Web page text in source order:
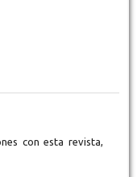
con esta revista,